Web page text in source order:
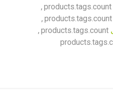
products.tags.count
,
products.tags.count
,
products.tags.count
,